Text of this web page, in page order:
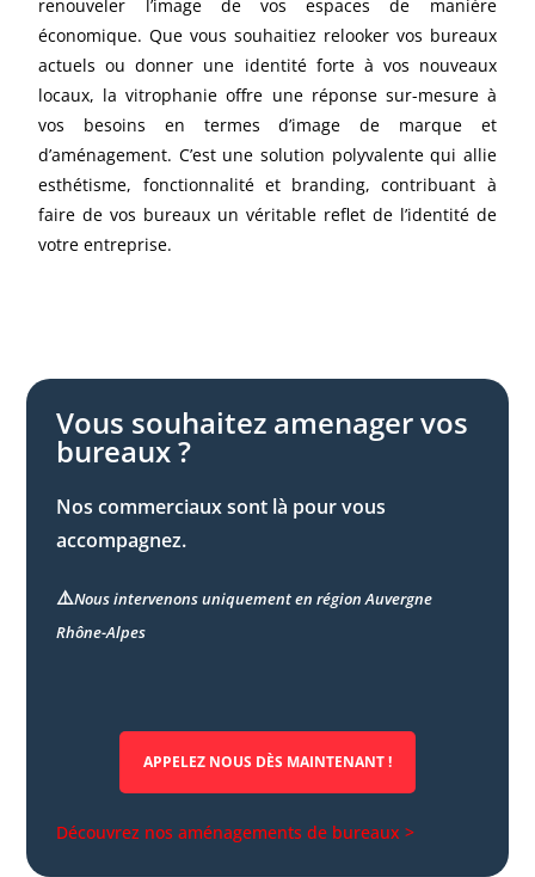
renouveler l’image de vos espaces de manière
économique. Que vous souhaitiez relooker vos bureaux
actuels ou donner une identité forte à vos nouveaux
locaux, la vitrophanie offre une réponse sur-mesure à
vos besoins en termes d’image de marque et
d’aménagement. C’est une solution polyvalente qui allie
esthétisme, fonctionnalité et branding, contribuant à
faire de vos bureaux un véritable reflet de l’identité de
votre entreprise.
Vous souhaitez amenager vos
bureaux ?
Nos commerciaux sont là pour vous
accompagnez.
⚠️Nous intervenons uniquement en région Auvergne
Rhône-Alpes
APPELEZ NOUS DÈS MAINTENANT !
Découvrez nos aménagements de bureaux >